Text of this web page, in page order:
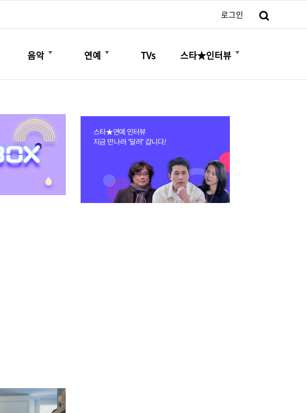
로그인
음악
더보기
연예
더보기
TVs 스타★인터뷰
더보기